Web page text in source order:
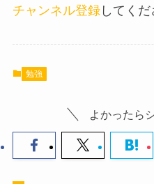
チャンネル登録してくだ
勉強
よかったら